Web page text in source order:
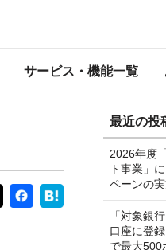
サービス・機能一覧
せ
最近の投
2026年度
ト事業」
ペーンの
「対象銀
口座に登
で最大500